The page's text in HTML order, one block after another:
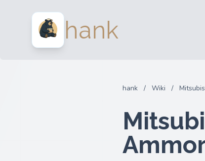
hank
hank / Wiki /